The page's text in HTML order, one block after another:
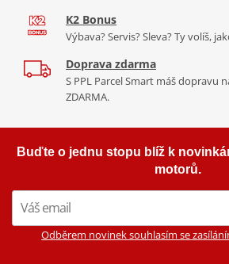
K2 Bonus
Výbava? Servis? Sleva? Ty volíš,
Doprava zdarma
S PPL Parcel Smart máš dopravu
ZDARMA.
Buďte o jednu stopu blíž k
motorů.
Odběrem novinek souhlasím se